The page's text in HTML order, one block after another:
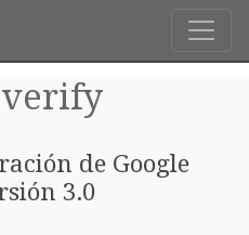
de Google
3.0